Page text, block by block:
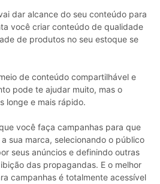
dar alcance do seu conteúdo para
você criar conteúdo de qualidade
de produtos no seu estoque se
de conteúdo compartilhável e
pode te ajudar muito, mas o
longe e mais rápido.
você faça campanhas para que
sua marca, selecionando o público
seus anúncios e definindo outras
das propagandas. E o melhor
campanhas é totalmente acessível